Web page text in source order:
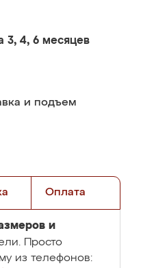
3, 4, 6 месяцев
и подъем
Оплата
и
Просто
из телефонов: